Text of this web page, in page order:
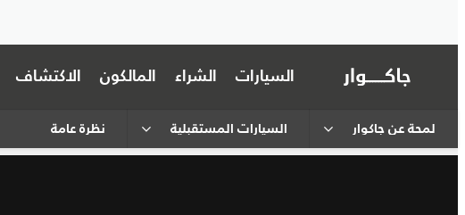
السيارات الشراء المالكون الاكتشاف
لمحة عن جاكوار السيارات المستقبلية نظرة عامة